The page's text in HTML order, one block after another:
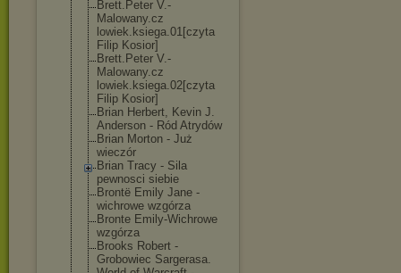
Brett.Peter V.-
Malowany.cz
lowiek.ksiega.01[czyta
Filip Kosior]
Brett.Peter V.-
Malowany.cz
lowiek.ksiega.02[czyta
Filip Kosior]
Brian Herbert, Kevin J.
Anderson - Ród Atrydów
Brian Morton - Już
wieczór
Brian Tracy - Sila
pewnosci siebie
Brontë Emily Jane -
wichrowe wzgórza
Bronte Emily-Wichrowe
wzgórza
Brooks Robert -
Grobowiec Sargerasa.